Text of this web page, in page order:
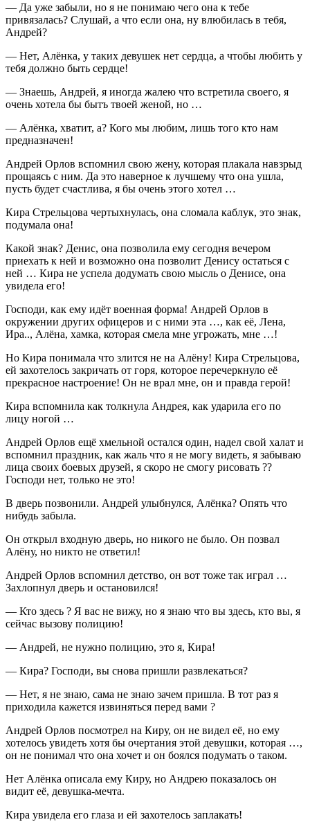
— Да уже забыли, но я не понимаю чего она к тебе
привязалась? Слушай, а что если она, ну влюбилась в тебя,
Андрей?
— Нет, Алёнка, у таких девушек нет сердца, а чтобы любить у
тебя должно быть сердце!
— Знаешь, Андрей, я иногда жалею что встретила своего, я
очень хотела бы бытъ твоей женой, но …
— Алёнка, хватит, а? Кого мы любим, лишь того кто нам
предназначен!
Андрей Орлов вспомнил свою жену, которая плакала навзрыд
прощаясь с ним. Да это наверное к лучшему что она ушла,
пусть будет счастлива, я бы очень этого хотел …
Кира Стрельцова чертыхнулась, она сломала каблук, это знак,
подумала она!
Какой знак? Денис, она позволила ему сегодня вечером
приехать к ней и возможно она позволит Денису остаться с
ней … Кира не успела додумать свою мысль о Денисе, она
увидела его!
Господи, как ему идёт военная форма! Андрей Орлов в
окружении других офицеров и с ними эта …, как её, Лена,
Ира.., Алёна, хамка, которая смела мне угрожать, мне …!
Но Кира понимала что злится не на Алёну! Кира Стрельцова,
ей захотелось закричать от горя, которое перечеркнуло её
прекрасное настроение! Он не врал мне, он и правда герой!
Кира вспомнила как толкнула Андрея, как ударила его по
лицу ногой …
Андрей Орлов ещё хмельной остался один, надел свой халат и
вспомнил праздник, как жаль что я не могу видеть, я забываю
лица своих боевых друзей, я скоро не смогу рисовать ??
Господи нет, только не это!
В дверь позвонили. Андрей улыбнулся, Алёнка? Опять что
нибудь забыла.
Он открыл входную дверь, но никого не было. Он позвал
Алёну, но никто не ответил!
Андрей Орлов вспомнил детство, он вот тоже так играл …
Захлопнул дверь и остановился!
— Кто здесь ? Я вас не вижу, но я знаю что вы здесь, кто вы, я
сейчас вызову полицию!
— Андрей, не нужно полицию, это я, Кира!
— Кира? Господи, вы снова пришли развлекаться?
— Нет, я не знаю, сама не знаю зачем пришла. В тот раз я
приходила кажется извиняться перед вами ?
Андрей Орлов посмотрел на Киру, он не видел её, но ему
хотелось увидеть хотя бы очертания этой девушки, которая …,
он не понимал что она хочет и он боялся подумать о таком.
Нет Алёнка описала ему Киру, но Андрею показалось он
видит её, девушка-мечта.
Кира увидела его глаза и ей захотелось заплакать!